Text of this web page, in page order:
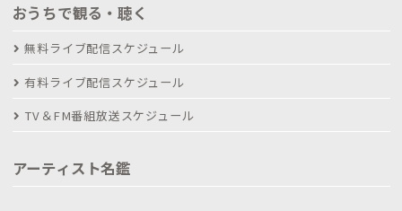
おうちで観る・聴く
無料ライブ配信スケジュール
有料ライブ配信スケジュール
TV＆FM番組放送スケジュール
アーティスト名鑑